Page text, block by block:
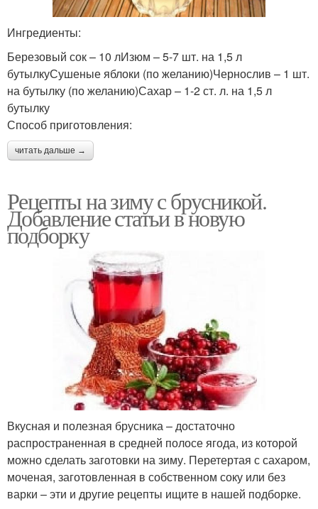
Ингредиенты:
Березовый сок – 10 лИзюм – 5-7 шт. на 1,5 л
бутылкуСушеные яблоки (по желанию)Чернослив – 1 шт.
на бутылку (по желанию)Сахар – 1-2 ст. л. на 1,5 л
бутылку
Способ приготовления:
читать дальше →
Рецепты на зиму с брусникой.
Добавление статьи в новую
подборку
Вкусная и полезная брусника – достаточно
распространенная в средней полосе ягода, из которой
можно сделать заготовки на зиму. Перетертая с сахаром,
моченая, заготовленная в собственном соку или без
варки – эти и другие рецепты ищите в нашей подборке.